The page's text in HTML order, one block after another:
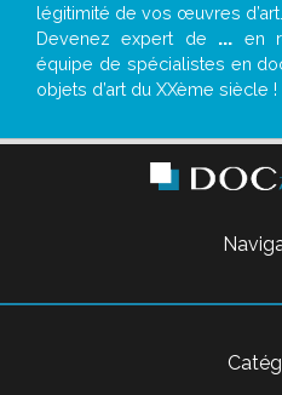
légitimité de vos œuvres d’art.
Devenez expert de ... en
équipe de spécialistes en
objets d’art du XXème siècle !